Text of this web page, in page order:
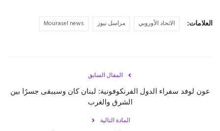
العلامات: الاتحاد الأوروبي مراسل نيوز Mourasel news
المقال السابق
عون لوفد سفراء الدول الفرنكوفونية: ‏لبنان كان وسيبقى جسرًا بين
الشرق والغرب
المادة التالية